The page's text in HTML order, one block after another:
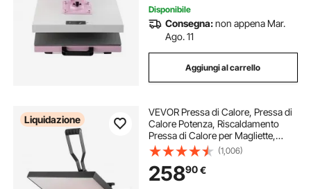
Disponibile
Consegna:non appena Mar.
Ago. 11
Aggiungi al carrello
Liquidazione
VEVOR Pressa di Calore, Pressa di
Calore Potenza, Riscaldamento
Pressa di Calore per Magliette,
Stampante Digitale Sublimazione
Industriale per Vinile Trasferimento
Termico, Nero,406 x 510 mm,
1700W
(1,006)
25890€